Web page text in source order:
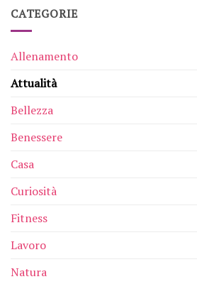
CATEGORIE
Allenamento
Attualità
Bellezza
Benessere
Casa
Curiosità
Fitness
Lavoro
Natura